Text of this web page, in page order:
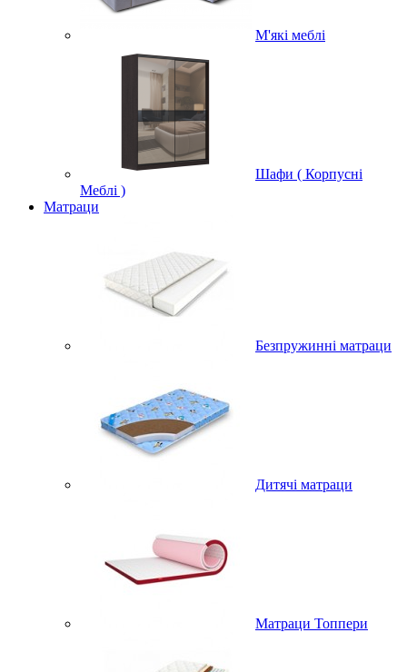
М'які меблі
Шафи ( Корпусні
Меблі )
Матраци
Безпружинні матраци
Дитячі матраци
Матраци Топпери